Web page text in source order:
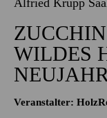
07.01.2027
20:00 - 22:30
Alfried Krupp
WILDES